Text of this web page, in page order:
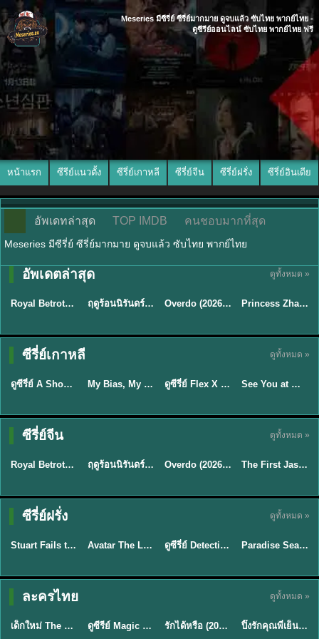
Meseries มีซีรี่ย์ ซีรี่ย์มากมาย ดูจบแล้ว ซับไทย พากย์ไทย -
ดูซีรีย์ออนไลน์ ซับไทย พากย์ไทย ฟรี
หน้าแรก ซีรีย์แนวตั้ง ซีรี่ย์เกาหลี ซีรี่ย์จีน ซีรี่ย์ฝรั่ง ซีรี่ย์อินเดีย
อัพเดทล่าสุด TOP IMDB คนชอบมากที่สุด
Meseries มีซีรี่ย์ ซีรี่ย์มากมาย ดูจบแล้ว ซับไทย พากย์ไทย
อัพเดตล่าสุด ดูทั้งหมด »
★9
ซับไทย
Royal Betrothal (2026) สัญญาวิวาห์แห่งราชวงศ์ พากย์ไทย ซับไทย EP1-32 ★8.8 ฤดูร้อนนิรันดร์ (2026) Never-Ending Summer พากย์ไทย EP.1-29 Overdo (2026) รักเกินแค้น พากย์ไทย ซับไทย EP1-33 (จบ) ★8
พากย์ไทย/ซับ
Princess Zhaoyang องค์หญิงเจาหยาง (2026) พากย์ไทย ซับไทย EP.1-18
ซีรี่ย์เกาหลี ดูทั้งหมด »
★8 EP.16
พากย์ไทย
TH EP. 16
ดูซีรี่ย์ A Shop for Killers 2 ร้านลับนักฆ่า ซีซัน 2 (2026) ซับไทย-พากย์ไทย My Bias, My Boss เมื่อเมนฉันเป็นประธานบริษัท (2026) พากย์ไทย ซับไทย EP.1-12 ★8 EP.16
Sub EP. 16 | TH
ดูซีรี่ย์ Flex X Cop คุณชายสายสืบ (2024) พากย์ไทย-ซับไทย EP.1-16 (จบ) ★9
ซับไทย | พากย์
Sub EP. 8 | TH
See You at Work Tomorrow! เจอกันที่ออฟฟิศพรุ่งนี้นะ พากย์ไทย
ซีรี่ย์จีน ดูทั้งหมด »
★9
ซับไทย
Royal Betrothal (2026) สัญญาวิวาห์แห่งราชวงศ์ พากย์ไทย ซับไทย EP1-32 ★8.8 ฤดูร้อนนิรันดร์ (2026) Never-Ending Summer พากย์ไทย EP.1-29 Overdo (2026) รักเกินแค้น พากย์ไทย ซับไทย EP1-33 (จบ) ★9.7 EP.40
ซับไทย | พากย์
Sub EP. 40 | TH
The First Jasmine ชายาเคียงหทัย (2026) พากย์ไทย EP.1-40
ซีรี่ย์ฝรั่ง ดูทั้งหมด »
★8.8 EP.2
พากย์ไทย
TH EP. 2
Stuart Fails to Save the Universe (2026) สจ๊วตล่มแผนกู้จักรวาล พากย์ไทย EP1-10 ★7.8 EP.7Avatar The Last Airbender 2 เณรน้อยเจ้าอภินิหาร พากย์ไทย EP.9ดูซีรี่ย์ Detective Hole (2026) พากย์ไทย HD ฟรี อัปเดตล่าสุด Netflix EP.8
พากย์ไทย
Paradise Season 2 (2026) พากย์ไทย EP1-8 ดูซีรี่ย์ฝรั่ง HD ครบทุกตอน
ละครไทย ดูทั้งหมด »
★ 8 EP.6
พากย์ไทย
เด็กใหม่ The Reset 2026 EP1-6 พากย์ไทย ดูซีรี่ย์ Netflix ล่าสุด HD ดูซีรีย์ Magic Move (2026) ทำนายทายรัก Thai EP.1-10 HD รักได้หรือ (2026) YOUNG Let's Begin Again พากย์ไทย EP.1-19 ★8
พากย์ไทย
ปิ๊งรักคุณพี่เย็นชา (2026) Frozen Valentine EP.1-10 (จบ)